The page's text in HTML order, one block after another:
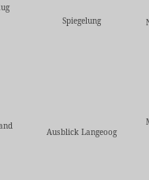
Spiegelung
Ausblick Langeoog